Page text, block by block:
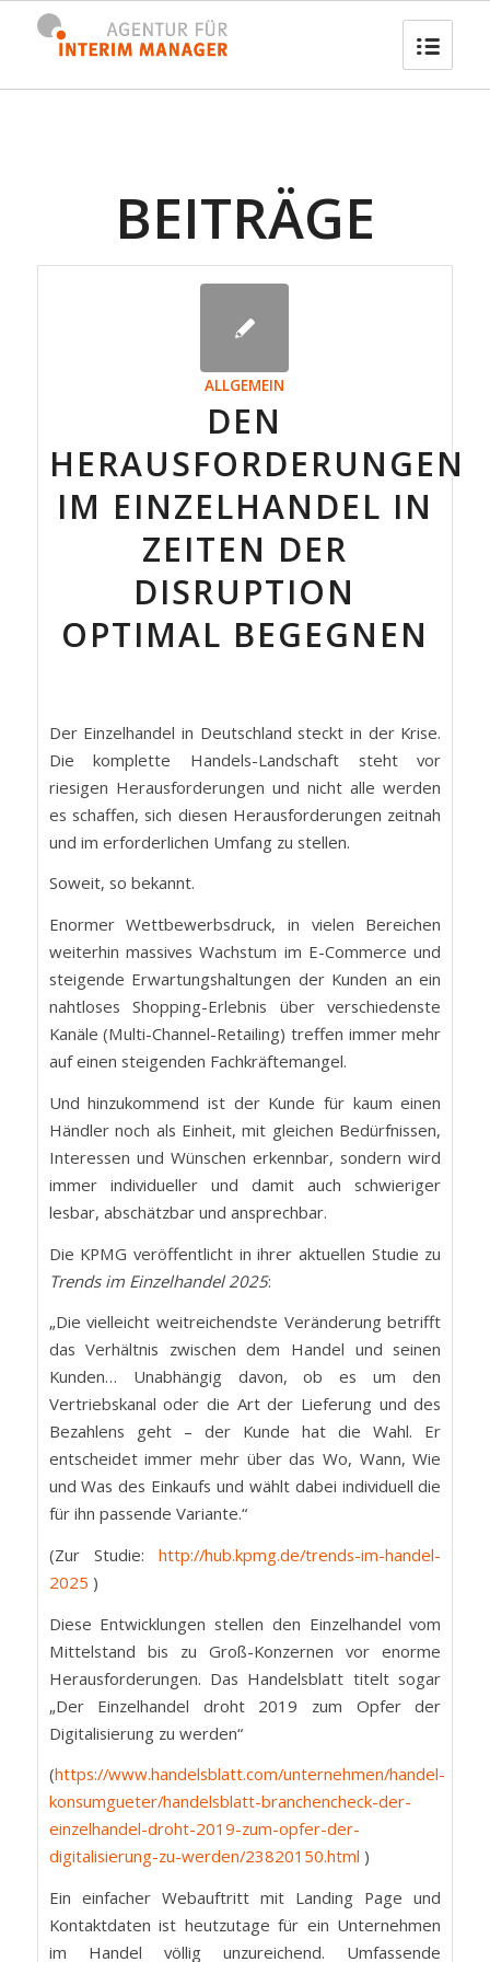
BEITRÄGE
ALLGEMEIN
DEN
HERAUSFORDERUNGEN
IM EINZELHANDEL IN
ZEITEN DER
DISRUPTION
OPTIMAL BEGEGNEN
Der Einzelhandel in Deutschland steckt in der Krise.
Die komplette Handels-Landschaft steht vor
riesigen Herausforderungen und nicht alle werden
es schaffen, sich diesen Herausforderungen zeitnah
und im erforderlichen Umfang zu stellen.
Soweit, so bekannt.
Enormer Wettbewerbsdruck, in vielen Bereichen
weiterhin massives Wachstum im E-Commerce und
steigende Erwartungshaltungen der Kunden an ein
nahtloses Shopping-Erlebnis über verschiedenste
Kanäle (Multi-Channel-Retailing) treffen immer mehr
auf einen steigenden Fachkräftemangel.
Und hinzukommend ist der Kunde für kaum einen
Händler noch als Einheit, mit gleichen Bedürfnissen,
Interessen und Wünschen erkennbar, sondern wird
immer individueller und damit auch schwieriger
lesbar, abschätzbar und ansprechbar.
Die KPMG veröffentlicht in ihrer aktuellen Studie zu
Trends im Einzelhandel 2025:
„Die vielleicht weitreichendste Veränderung betrifft
das Verhältnis zwischen dem Handel und seinen
Kunden… Unabhängig davon, ob es um den
Vertriebskanal oder die Art der Lieferung und des
Bezahlens geht – der Kunde hat die Wahl. Er
entscheidet immer mehr über das Wo, Wann, Wie
und Was des Einkaufs und wählt dabei individuell die
für ihn passende Variante.“
(Zur Studie:http://hub.kpmg.de/trends-im-handel-
2025 )
Diese Entwicklungen stellen den Einzelhandel vom
Mittelstand bis zu Groß-Konzernen vor enorme
Herausforderungen. Das Handelsblatt titelt sogar
„Der Einzelhandel droht 2019 zum Opfer der
Digitalisierung zu werden“
(https://www.handelsblatt.com/unternehmen/handel-
konsumgueter/handelsblatt-branchencheck-der-
einzelhandel-droht-2019-zum-opfer-der-
digitalisierung-zu-werden/23820150.html )
Ein einfacher Webauftritt mit Landing Page und
Kontaktdaten ist heutzutage für ein Unternehmen
im Handel völlig unzureichend. Umfassende